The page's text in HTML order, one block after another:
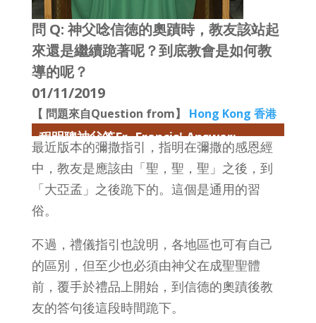
問 Q: 神父唸信徳的奧蹟時，教友該站起
來還是繼續跪著呢？到底教會是如何教
導的呢？
01/11/2019
【 問題來自Question from】 Hong Kong 香港
程明聰神父答Fr. Francis' Answer:
最近版本的彌撒指引，指明在彌撒的感恩經
中，教友是應該由「聖，聖，聖」之後，到
「大亞孟」之後跪下的。這個是通用的習
俗。
不過，禮儀指引也說明，各地區也可有自己
的區別，但至少也必須由神父在成聖聖體
前，覆手於禮品上開始，到信德的奧蹟後教
友的答句後這段時間跪下。